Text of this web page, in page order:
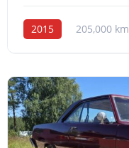
2015 205,000 km